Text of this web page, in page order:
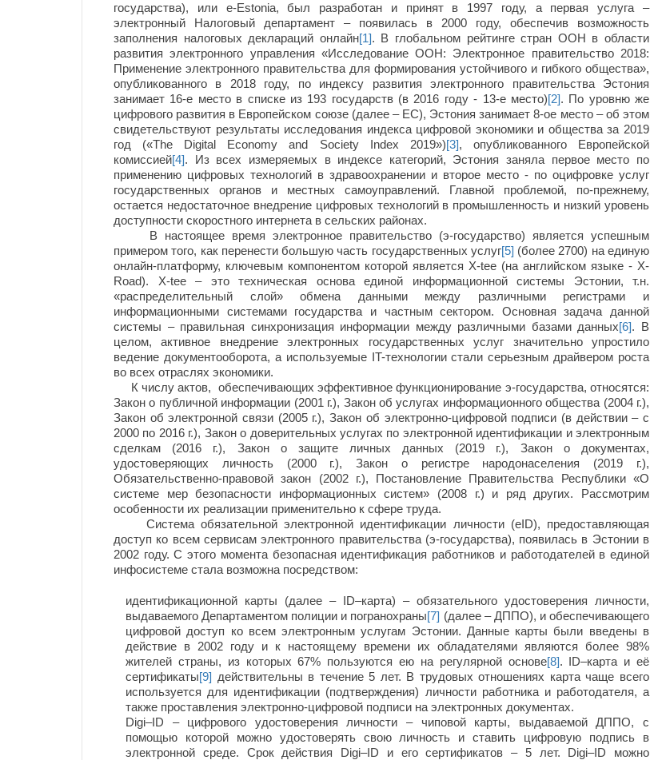
государства), или e-Estonia, был разработан и принят в 1997 году, а первая услуга –
электронный Налоговый департамент – появилась в 2000 году, обеспечив возможность
заполнения налоговых деклараций онлайн[1]. В глобальном рейтинге стран ООН в области
развития электронного управления «Исследование ООН: Электронное правительство 2018:
Применение электронного правительства для формирования устойчивого и гибкого общества»,
опубликованного в 2018 году, по индексу развития электронного правительства Эстония
занимает 16-е место в списке из 193 государств (в 2016 году - 13-е место)[2]. По уровню же
цифрового развития в Европейском союзе (далее – ЕС), Эстония занимает 8-ое место – об этом
свидетельствуют результаты исследования индекса цифровой экономики и общества за 2019
год («The Digital Economy and Society Index 2019»)[3], опубликованного Европейской
комиссией[4]. Из всех измеряемых в индексе категорий, Эстония заняла первое место по
применению цифровых технологий в здравоохранении и второе место - по оцифровке услуг
государственных органов и местных самоуправлений. Главной проблемой, по-прежнему,
остается недостаточное внедрение цифровых технологий в промышленность и низкий уровень
доступности скоростного интернета в сельских районах.
В настоящее время электронное правительство (э-государство) является успешным
примером того, как перенести большую часть государственных услуг[5] (более 2700) на единую
онлайн-платформу, ключевым компонентом которой является X-tee (на английском языке - X-
Road). X-tee – это техническая основа единой информационной системы Эстонии, т.н.
«распределительный слой» обмена данными между различными регистрами и
информационными системами государства и частным сектором. Основная задача данной
системы – правильная синхронизация информации между различными базами данных[6]. В
целом, активное внедрение электронных государственных услуг значительно упростило
ведение документооборота, а используемые IT-технологии стали серьезным драйвером роста
во всех отраслях экономики.
К числу актов, обеспечивающих эффективное функционирование э-государства, относятся:
Закон о публичной информации (2001 г.), Закон об услугах информационного общества (2004 г.),
Закон об электронной связи (2005 г.), Закон об электронно-цифровой подписи (в действии – с
2000 по 2016 г.), Закон о доверительных услугах по электронной идентификации и электронным
сделкам (2016 г.), Закон о защите личных данных (2019 г.), Закон о документах,
удостоверяющих личность (2000 г.), Закон о регистре народонаселения (2019 г.),
Обязательственно-правовой закон (2002 г.), Постановление Правительства Республики «О
системе мер безопасности информационных систем» (2008 г.) и ряд других. Рассмотрим
особенности их реализации применительно к сфере труда.
Система обязательной электронной идентификации личности (eID), предоставляющая
доступ ко всем сервисам электронного правительства (э-государства), появилась в Эстонии в
2002 году. С этого момента безопасная идентификация работников и работодателей в единой
инфосистеме стала возможна посредством:
идентификационной карты (далее – ID–карта) – обязательного удостоверения личности,
выдаваемого Департаментом полиции и погранохраны[7] (далее – ДППО), и обеспечивающего
цифровой доступ ко всем электронным услугам Эстонии. Данные карты были введены в
действие в 2002 году и к настоящему времени их обладателями являются более 98%
жителей страны, из которых 67% пользуются ею на регулярной основе[8]. ID–карта и её
сертификаты[9] действительны в течение 5 лет. В трудовых отношениях карта чаще всего
используется для идентификации (подтверждения) личности работника и работодателя, а
также проставления электронно-цифровой подписи на электронных документах.
Digi–ID – цифрового удостоверения личности – чиповой карты, выдаваемой ДППО, с
помощью которой можно удостоверять свою личность и ставить цифровую подпись в
электронной среде. Срок действия Digi–ID и его сертификатов – 5 лет. Digi–ID можно